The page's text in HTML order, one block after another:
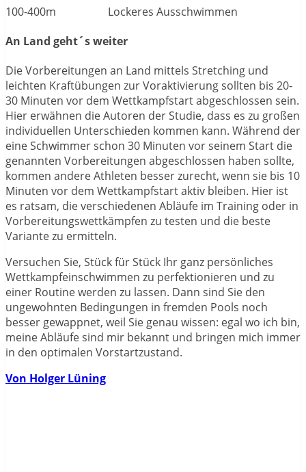
100-400m Lockeres Ausschwimmen
An Land geht´s weiter
Die Vorbereitungen an Land mittels Stretching und
leichten Kraftübungen zur Voraktivierung sollten bis 20-
30 Minuten vor dem Wettkampfstart abgeschlossen sein.
Hier erwähnen die Autoren der Studie, dass es zu großen
individuellen Unterschieden kommen kann. Während der
eine Schwimmer schon 30 Minuten vor seinem Start die
genannten Vorbereitungen abgeschlossen haben sollte,
kommen andere Athleten besser zurecht, wenn sie bis 10
Minuten vor dem Wettkampfstart aktiv bleiben. Hier ist
es ratsam, die verschiedenen Abläufe im Training oder in
Vorbereitungswettkämpfen zu testen und die beste
Variante zu ermitteln.
Versuchen Sie, Stück für Stück Ihr ganz persönliches
Wettkampfeinschwimmen zu perfektionieren und zu
einer Routine werden zu lassen. Dann sind Sie den
ungewohnten Bedingungen in fremden Pools noch
besser gewappnet, weil Sie genau wissen: egal wo ich bin,
meine Abläufe sind mir bekannt und bringen mich immer
in den optimalen Vorstartzustand.
Von Holger Lüning